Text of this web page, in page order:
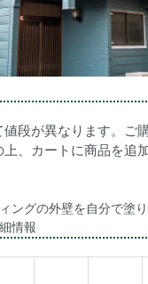
段が異なります。ご
、カートに商品を追